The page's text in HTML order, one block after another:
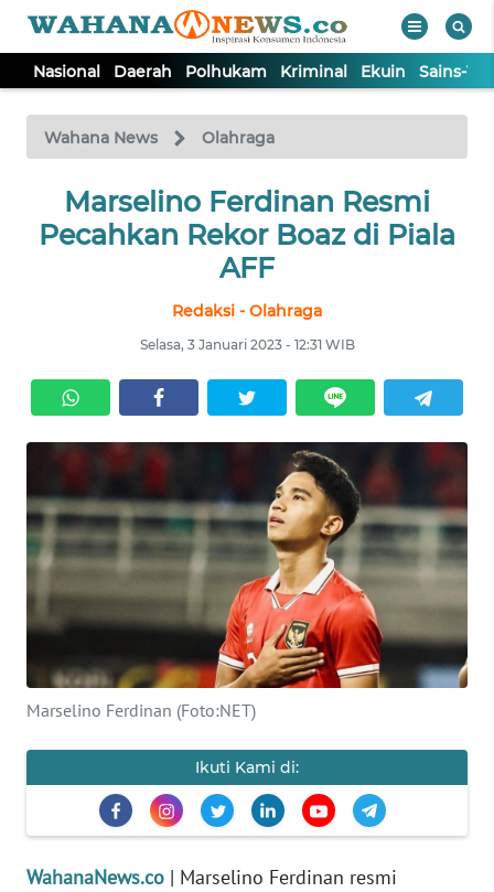
Nasional Daerah Polhukam Kriminal Ekuin Sains-
Wahana News Olahraga
Marselino Ferdinan Resmi
Pecahkan Rekor Boaz di Piala
AFF
Redaksi - Olahraga
Selasa, 3 Januari 2023 - 12:31 WIB
Marselino Ferdinan (Foto:NET)
Ikuti Kami di:
WahanaNews.co | Marselino Ferdinan resmi
TV
Tutup
NASIONAL
KRIMINAL
EKUIN
SAINS-TEKNO
KESEHATAN
INTERNASIONAL
SERBA-SERBI
PENDIDIKAN
OLAHRAGA
OPINI